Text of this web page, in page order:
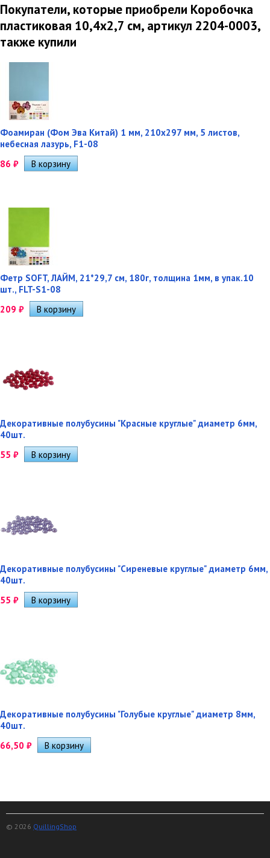
Покупатели, которые приобрели Коробочка
пластиковая 10,4х2,7 см, артикул 2204-0003,
также купили
Фоамиран (Фом Эва Китай) 1 мм, 210х297 мм, 5 листов,
небесная лазурь, F1-08
86 ₽
Фетр SOFT, ЛАЙМ, 21*29,7 см, 180г, толщина 1мм, в упак.10
шт., FLT-S1-08
209 ₽
Декоративные полубусины "Красные круглые" диаметр 6мм,
40шт.
55 ₽
Декоративные полубусины "Сиреневые круглые" диаметр 6мм,
40шт.
55 ₽
Декоративные полубусины "Голубые круглые" диаметр 8мм,
40шт.
66,50 ₽
© 2026 QuillingShop